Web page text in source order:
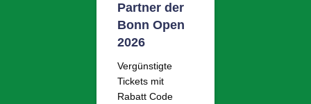
Partner der
Bonn Open
2026
Vergünstigte
Tickets mit
Rabatt Code